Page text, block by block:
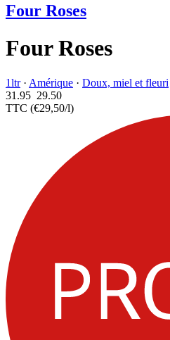
Four Roses
Four Roses
1ltr· Amérique · Doux, miel et fleuri
31.95 29.50
TTC (€29,50/l)